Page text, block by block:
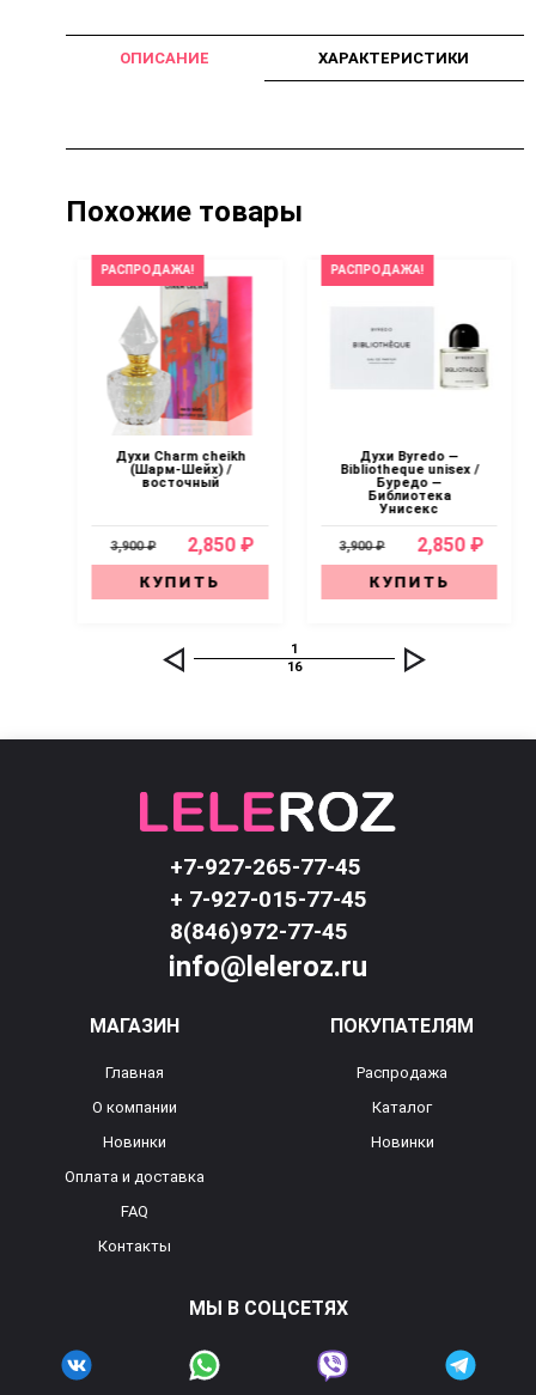
ОПИСАНИЕ ХАРАКТЕРИСТИКИ
Похожие товары
РАСПРОДАЖА!
Духи Charm cheikh
(Шарм-Шейх) /
восточный
3,900 ₽ 2,850 ₽
КУПИТЬ
РАСПРОДАЖА!
Духи Byredo —
Bibliotheque unisex /
Буредо —
Библиотека
Унисекс
3,900 ₽ 2,850 ₽
КУПИТЬ
1
16
+7-927-265-77-45
+ 7-927-015-77-45
8(846)972-77-45
info@leleroz.ru
МАГАЗИН
Главная
О компании
Новинки
Оплата и доставка
FAQ
Контакты
ПОКУПАТЕЛЯМ
Распродажа
Каталог
Новинки
МЫ В СОЦСЕТЯХ